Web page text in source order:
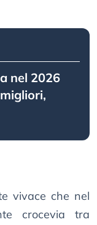
nel 2026
vivace che nel
crocevia tra